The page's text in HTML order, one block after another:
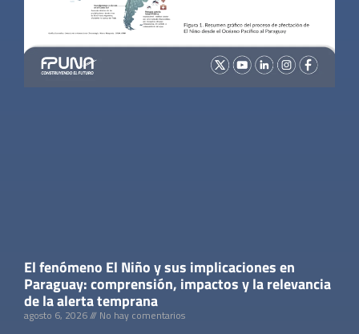
El fenómeno El Niño y sus implicaciones en
Paraguay: comprensión, impactos y la relevancia
de la alerta temprana
agosto 6, 2026
No hay comentarios